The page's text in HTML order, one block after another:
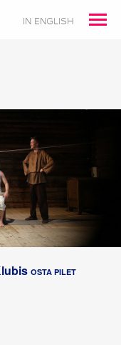
IN ENGLISH
OSTA PILET